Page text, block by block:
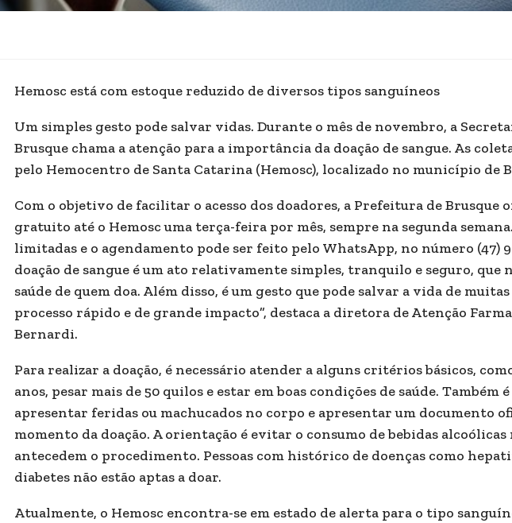
Hemosc está com estoque reduzido de diversos tipos sanguíneos
Um simples gesto pode salvar vidas. Durante o mês de novembro, a
Brusque chama a atenção para a importância da doação de sangue. As
pelo Hemocentro de Santa Catarina (Hemosc), localizado no município de
Com o objetivo de facilitar o acesso dos doadores, a Prefeitura de Brusque
gratuito até o Hemosc uma terça-feira por mês, sempre na segunda
limitadas e o agendamento pode ser feito pelo WhatsApp, no número (47)
doação de sangue é um ato relativamente simples, tranquilo e seguro, que
saúde de quem doa. Além disso, é um gesto que pode salvar a vida de
processo rápido e de grande impacto”, destaca a diretora de Atenção
Bernardi.
Para realizar a doação, é necessário atender a alguns critérios básicos,
anos, pesar mais de 50 quilos e estar em boas condições de saúde. Também
apresentar feridas ou machucados no corpo e apresentar um documento
momento da doação. A orientação é evitar o consumo de bebidas alcoólicas
antecedem o procedimento. Pessoas com histórico de doenças como
diabetes não estão aptas a doar.
Atualmente, o Hemosc encontra-se em estado de alerta para o tipo